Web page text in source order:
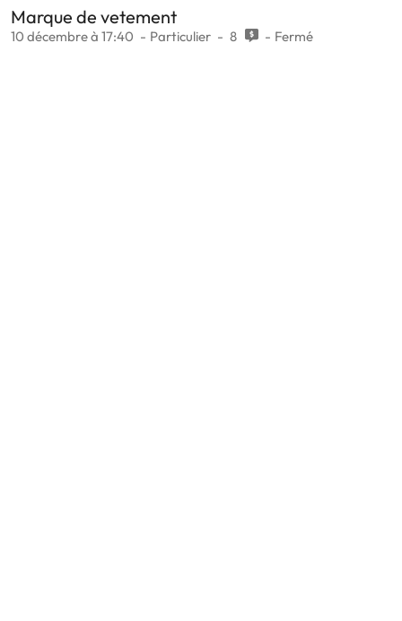
Marque de vetement
10 décembre à 17:40 Particulier 8 Fermé